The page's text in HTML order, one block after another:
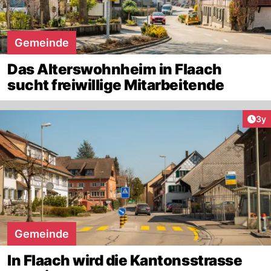
Gemeinde
Das Alterswohnheim in Flaach
sucht freiwillige Mitarbeitende
3y
Gemeinde
In Flaach wird die Kantonsstrasse